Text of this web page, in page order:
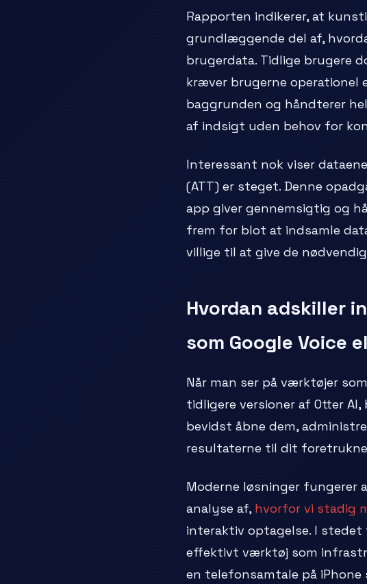
Rapporten indikerer, at
grundlæggende del af,
brugerdata. Tidlige brugere
kræver brugerne operationel
baggrunden og håndterer
af indsigt uden behov for
Interessant nok viser
(ATT) er steget. Denne
app giver gennemsigtig og
frem for blot at indsamle
villige til at give de
Hvordan adskiller
som Google Voice
Når man ser på værktøjer
tidligere versioner af Otter
bevidst åbne dem,
resultaterne til dit foretrukne
Moderne løsninger fungerer
analyse af, hvorfor vi stadig
interaktiv optagelse. I
effektivt værktøj som
en telefonsamtale på